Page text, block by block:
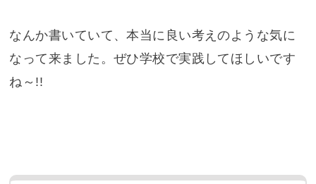
なんか書いていて、本当に良い考えのような気に
なって来ました。ぜひ学校で実践してほしいです
ね～!!